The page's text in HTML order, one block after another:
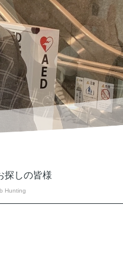
探しの皆様
Hunting